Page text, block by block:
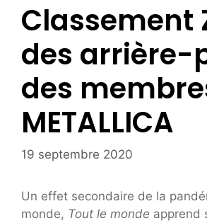
Classement
des arrière-
des
METALLICA
19 septembre 2020
Un effet secondaire de la
monde, Tout le monde apprend